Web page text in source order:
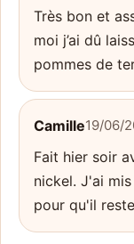
Très bon et
moi j’ai dû
pommes de
Camille19/06/
Fait hier soir
nickel. J'ai
pour qu'il